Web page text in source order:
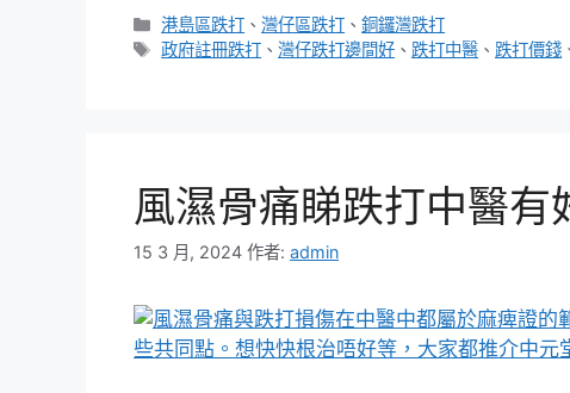
分
類
港島區跌打 、灣仔區跌打 、銅鑼灣跌打
標
政府註冊跌打 、灣仔跌打邊間好 、 跌打中醫 、 跌打價錢
風濕骨痛睇跌打中醫有
15 3 月, 2024 作者: admin